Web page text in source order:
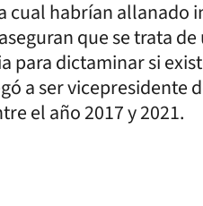
habrían allanado
que se trata
para dictaminar si
a ser vicepresidente
el año 2017 y 2021.